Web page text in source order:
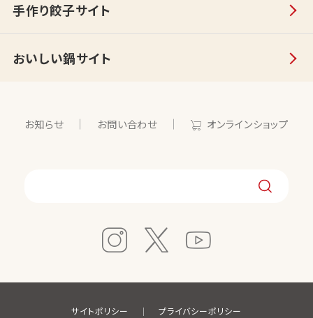
手作り餃子サイト
おいしい鍋サイト
お知らせ お問い合わせ オンラインショップ
サイトポリシー プライバシーポリシー